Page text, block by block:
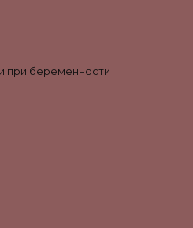
при беременности